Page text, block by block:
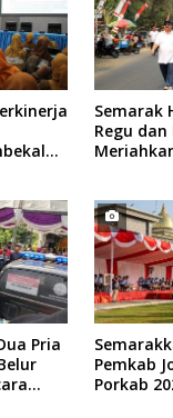
Semarak
Regu dan
Pria
Pemkab
Porkab